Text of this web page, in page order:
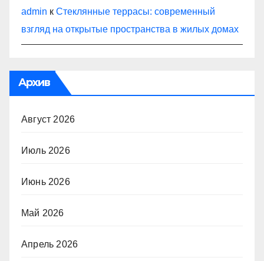
admin к Стеклянные террасы: современный
взгляд на открытые пространства в жилых домах
Архив
Август 2026
Июль 2026
Июнь 2026
Май 2026
Апрель 2026